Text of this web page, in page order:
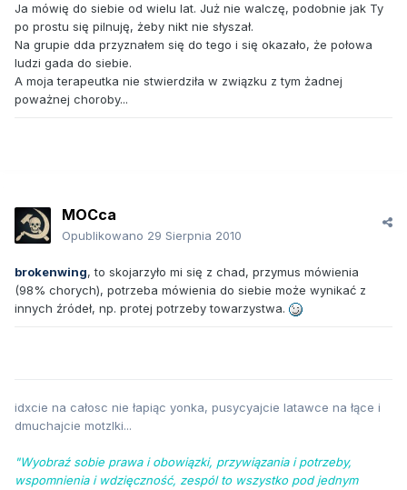
Ja mówię do siebie od wielu lat. Już nie walczę, podobnie jak Ty
po prostu się pilnuję, żeby nikt nie słyszał.
Na grupie dda przyznałem się do tego i się okazało, że połowa
ludzi gada do siebie.
A moja terapeutka nie stwierdziła w związku z tym żadnej
poważnej choroby...
MOCca
Opublikowano 29 Sierpnia 2010
brokenwing, to skojarzyło mi się z chad, przymus mówienia
(98% chorych), potrzeba mówienia do siebie może wynikać z
innych źródeł, np. protej potrzeby towarzystwa.
idxcie na całosc nie łapiąc yonka, pusycyajcie latawce na łące i
dmuchajcie motzlki...
"Wyobraź sobie prawa i obowiązki, przywiązania i potrzeby,
wspomnienia i wdzięczność, zespól to wszystko pod jednym